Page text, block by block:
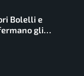
Bolelli e
gli